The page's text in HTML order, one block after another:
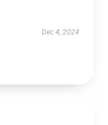
Dec 4, 2024